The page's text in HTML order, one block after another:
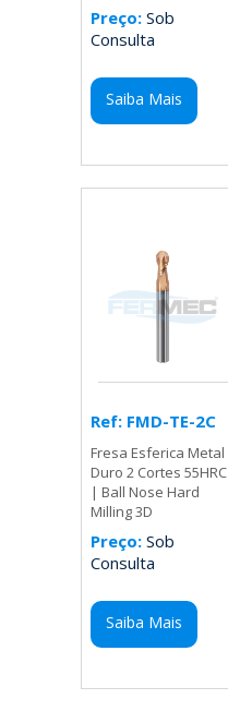
Preço: Sob
Consulta
Saiba Mais
Ref: FMD-TE-2C
Fresa Esferica Metal
Duro 2 Cortes 55HRC
| Ball Nose Hard
Milling 3D
Preço: Sob
Consulta
Saiba Mais